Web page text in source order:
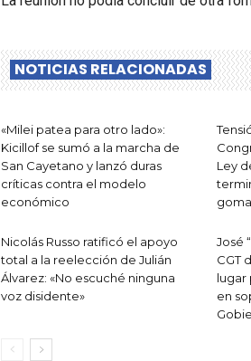
NOTICIAS RELACIONADAS
«Milei patea para otro lado»:
Kicillof se sumó a la marcha de
San Cayetano y lanzó duras
críticas contra el modelo
económico
Ley
Nicolás Russo ratificó el apoyo
total a la reelección de Julián
Álvarez: «No escuché ninguna
voz disidente»
José
CGT
lugar
en